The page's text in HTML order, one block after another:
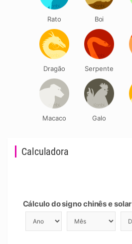
Calculadora
Cálculo do signo chinês e solar
Rato Boi
Dragão Serpente
Macaco Galo